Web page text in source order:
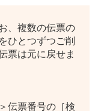
、複数の伝票の
ひとつずつご削
票は元に戻せま
伝票番号の［検